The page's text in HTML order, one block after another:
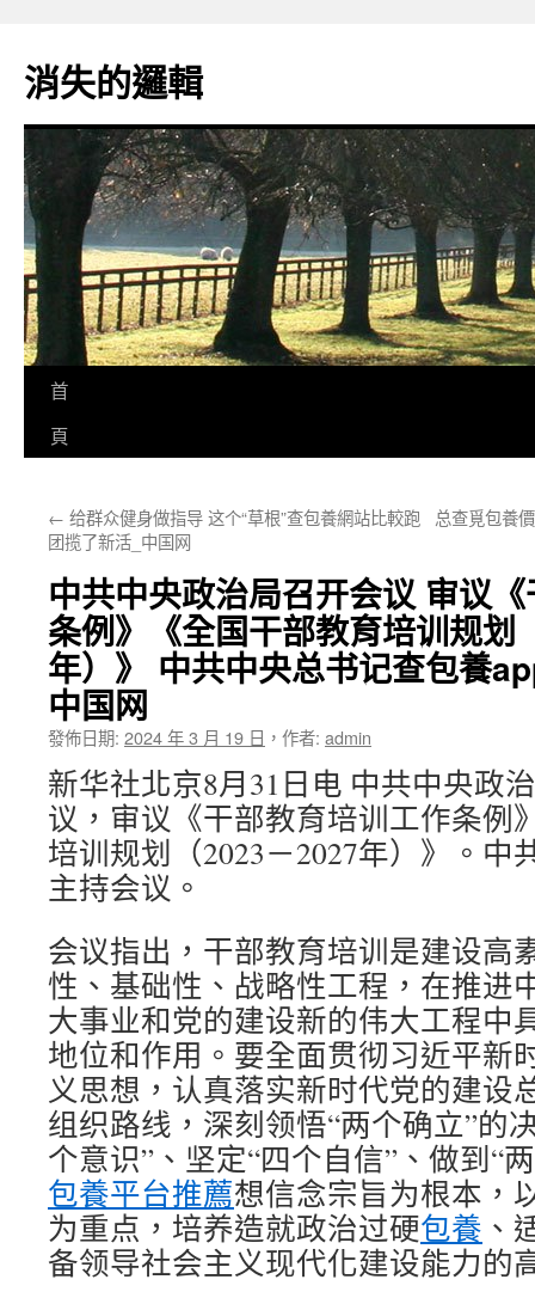
主
要
消失的邏輯
首
頁
← 给群众健身做指导 这个“草根”查包養網站比較跑
团揽了新活_中国网
总查覓包養
中共中央政治局召开会议 审议
条例》《全国干部教育培训规划
年）》 中共中央总书记查包養
中国网
發佈日期: 2024 年 3 月 19 日 ， 作者: admin
新华社北京8月31日电 中共中央政
议，审议《干部教育培训工作条例
培训规划（2023－2027年）》。中
主持会议。
会议指出，干部教育培训是建设高
性、基础性、战略性工程，在推进
大事业和党的建设新的伟大工程中
地位和作用。要全面贯彻习近平新
义思想，认真落实新时代党的建设
组织路线，深刻领悟“两个确立”的
个意识”、坚定“四个自信”、做到“
包養平台推薦想信念宗旨为根本，
为重点，培养造就政治过硬包養 、
备领导社会主义现代化建设能力的